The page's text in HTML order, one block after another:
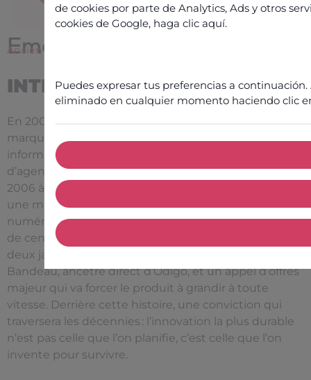
de cookies por parte de Analytics, Ads y otros
cookies de Google, haga clic aquí.
Puedes expresar tus preferencias a
eliminado en cualquier momento haciendo clic
Emeric Deffrenne
Ancien Directeur de BU, Prosodie (2006–2012)
INTRODUCTION
En 2001, Emeric rejoint Prosodie, société encore très
marquée par ses origines dans les serveurs vocaux
informatifs. Il devient rapidement responsable
d’agence, puis directeur de la BU contact center de
2006 à 2012, période charnière où Prosodie va opérer
une mutation fondamentale : passer des simples
numéros et serveurs vocaux à une véritable solution
de centre d’appel. Au cœur de cette transformation,
deux jalons décisifs : la naissance artisanale du CST
Bandeau, ancêtre direct d’Odigo, et un appel d’offres
majeur qui va forcer le produit à grandir à toute
vitesse. Derrière cette histoire, une conviction qui
traversera les décennies : l’innovation la plus durable
n’est pas celle que l’on planifie, c’est celle que l’on
invente pour survivre.